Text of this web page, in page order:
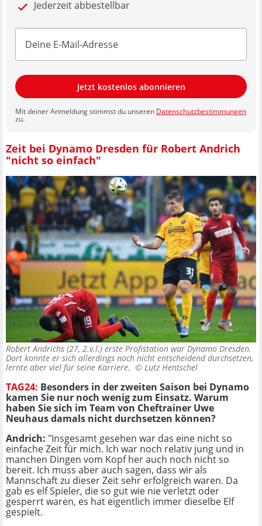
Jederzeit abbestellbar
Jetzt kostenlos abonnieren
Mit deiner Anmeldung stimmst du unseren Datenschutzbestimmungen
zu.
Zeit bei Dynamo Dresden für Robert Andrich
"nicht so einfach"
Robert Andrichs (27, 2.v.l.) erste Profistation war Dynamo Dresden.
Dort konnte er sich allerdings noch nicht entscheidend durchsetzen,
lernte aber viel für seine Karriere. © Lutz Hentschel
TAG24: Besonders in der zweiten Saison bei Dynamo
kamen Sie nur noch wenig zum Einsatz. Warum
haben Sie sich im Team von Cheftrainer Uwe
Neuhaus damals nicht durchsetzen können?
Andrich: "Insgesamt gesehen war das eine nicht so
einfache Zeit für mich. Ich war noch relativ jung und in
manchen Dingen vom Kopf her auch noch nicht so
bereit. Ich muss aber auch sagen, dass wir als
Mannschaft zu dieser Zeit sehr erfolgreich waren. Da
gab es elf Spieler, die so gut wie nie verletzt oder
gesperrt waren, es hat eigentlich immer dieselbe Elf
gespielt.